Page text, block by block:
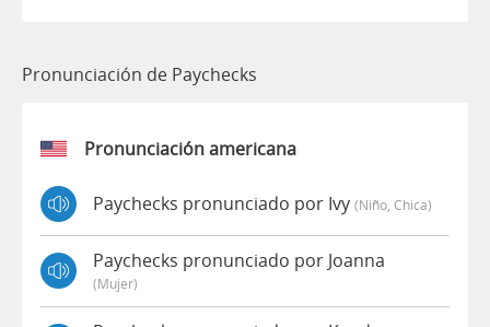
Pronunciación de Paychecks
Pronunciación americana
Paychecks pronunciado por Ivy (niño, Chica)
Paychecks pronunciado por Joanna
(mujer)